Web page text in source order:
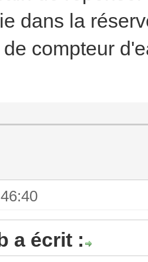
dans la
compteur
a écrit :